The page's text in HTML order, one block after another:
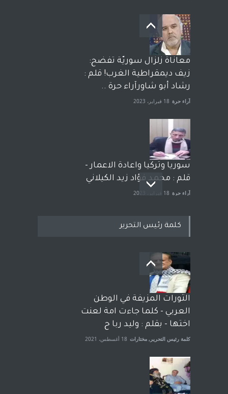
معاناة زلزال سوريّة تفضح:
زيف ديمقراطية الغرب! قلم :
رشاد أبو شاورآراء حرة ..
آراء حرة 18 فبراير، 2023
سوريا وتركيا واعادة الاعمار -
قلم : محمد فؤاد زيد الكيلاني
آراء حرة 18 فبراير، 2023
بعد معارك قضائية طاحنة كتب
وترافع فيها بنفسه مرة اخرى..
الشيخ طارق يوسف يقهر
الحكومة الأمريكية ، فأعطوه
الجنسية عن يد وهم صاغرون،
آراء حرة مختارات 7 أبريل، 2023
كلمة رئيس التحرير
الثورات المزيفة في الوطن
العربي - كلما جاءت امة لعنت
اختها - بقلم : وليد ربا ح
كلمة رئيس التحرير , مختارات 18 أغسطس، 2021